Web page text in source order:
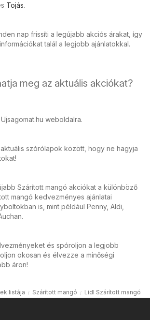
Tojás.
nap frissíti a legújabb akciós árakat, így
talál a legjobb ajánlatokkal.
meg az aktuális akciókat?
weboldalra.
szórólapok között, hogy ne hagyja
Szárított mangó akciókat a különböző
mangó kedvezményes ajánlatai
is, mint például Penny, Aldi,
és spóroljon a legjobb
okosan és élvezze a minőségi
áron!
listája Szárított mangó Lidl Szárított mangó